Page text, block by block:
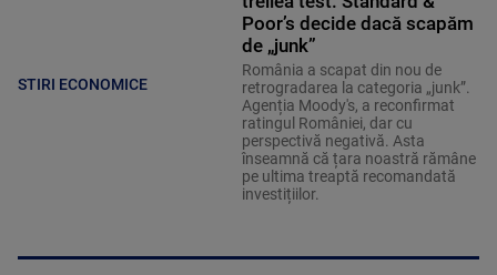
STIRI ECONOMICE
Poor’s decide dacă scapăm
de „junk”
România a scapat din nou de
retrogradarea la categoria „junk”.
Agenția Moody's, a reconfirmat
ratingul României, dar cu
perspectivă negativă. Asta
înseamnă că țara noastră rămâne
pe ultima treaptă recomandată
investițiilor.